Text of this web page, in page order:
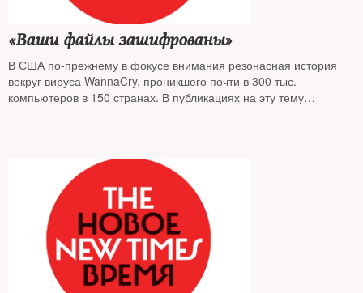
«Ваши файлы зашифрованы»
В США по-прежнему в фокусе внимания резонасная история
вокруг вируса WannaCry, проникшего почти в 300 тыс.
компьютеров в 150 странах. В публикациях на эту тему